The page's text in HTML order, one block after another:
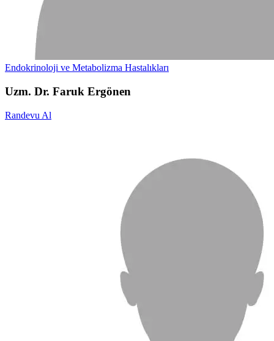
Endokrinoloji ve Metabolizma Hastalıkları
Uzm. Dr. Faruk Ergönen
Randevu Al